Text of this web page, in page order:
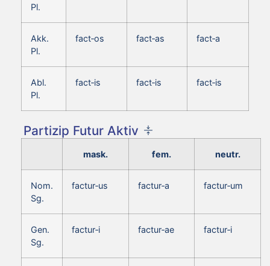
Pl.
Akk.
Pl.
fact‑os fact‑as fact‑a
Abl.
Pl.
fact‑is fact‑is fact‑is
Partizip Futur Aktiv
mask. fem. neutr.
Nom.
Sg.
factur‑us factur‑a factur‑um
Gen.
Sg.
factur‑i factur‑ae factur‑i